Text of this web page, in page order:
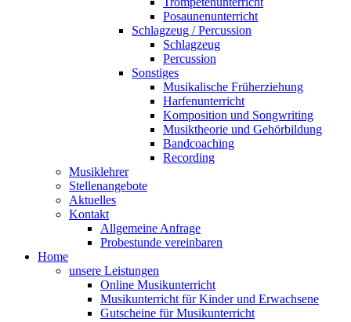
Posaunenunterricht
Schlagzeug / Percussion
Schlagzeug
Percussion
Sonstiges
Musikalische Früherziehung
Harfenunterricht
Komposition und Songwriting
Musiktheorie und Gehörbildung
Bandcoaching
Recording
Musiklehrer
Stellenangebote
Aktuelles
Kontakt
Allgemeine Anfrage
Probestunde vereinbaren
Home
unsere Leistungen
Online Musikunterricht
Musikunterricht für Kinder und Erwachsene
Gutscheine für Musikunterricht